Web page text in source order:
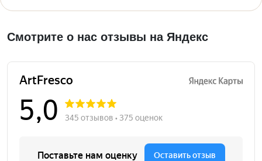
Смотрите о нас отзывы на Яндекс